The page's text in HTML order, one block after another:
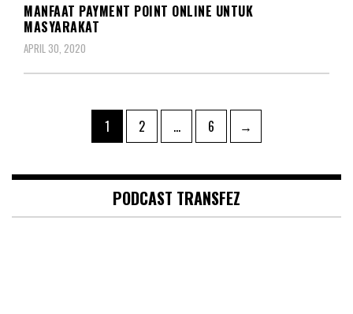
MANFAAT PAYMENT POINT ONLINE UNTUK
MASYARAKAT
APRIL 30, 2020
pagination
Page
1 Page
2 … Page
6 →
PODCAST TRANSFEZ